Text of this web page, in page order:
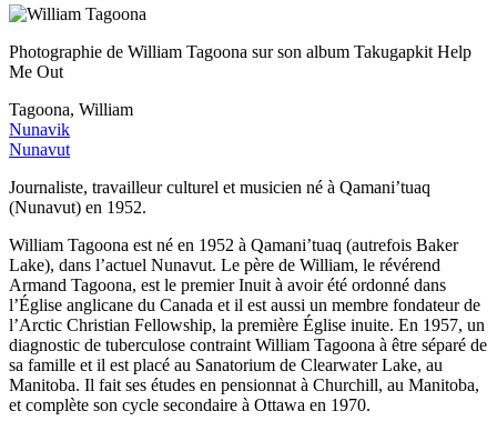
Photographie de William Tagoona sur son album Takugapkit Help
Me Out
Tagoona, William
Nunavik
Nunavut
Journaliste, travailleur culturel et musicien né à Qamani’tuaq
(Nunavut) en 1952.
William Tagoona est né en 1952 à Qamani’tuaq (autrefois Baker
Lake), dans l’actuel Nunavut. Le père de William, le révérend
Armand Tagoona, est le premier Inuit à avoir été ordonné dans
l’Église anglicane du Canada et il est aussi un membre fondateur de
l’Arctic Christian Fellowship, la première Église inuite. En 1957, un
diagnostic de tuberculose contraint William Tagoona à être séparé de
sa famille et il est placé au Sanatorium de Clearwater Lake, au
Manitoba. Il fait ses études en pensionnat à Churchill, au Manitoba,
et complète son cycle secondaire à Ottawa en 1970.